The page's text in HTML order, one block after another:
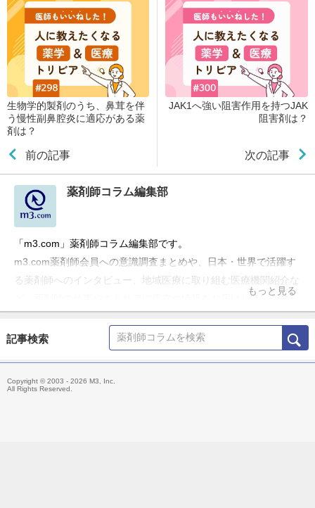
生物学的製剤のうち、鼻茸を伴
う慢性副鼻腔炎に適応がある薬
剤は？
前の記事
JAK1へ強い阻害作用を持つJAK
阻害剤は？
次の記事
薬剤師コラム編集部
「m3.com」薬剤師コラム編集部です。
m3.com薬剤師会員への意識調査まとめや、日本・世界で活躍す
る薬剤師へのインタビュー、地域医療に取り組む医療機関紹介な
ど、薬剤師の仕事やキャリアに役立つ情報をお届けしています。
もっと見る
記事検索
Copyright © 2003 - 2026 M3, Inc.
All Rights Reserved.